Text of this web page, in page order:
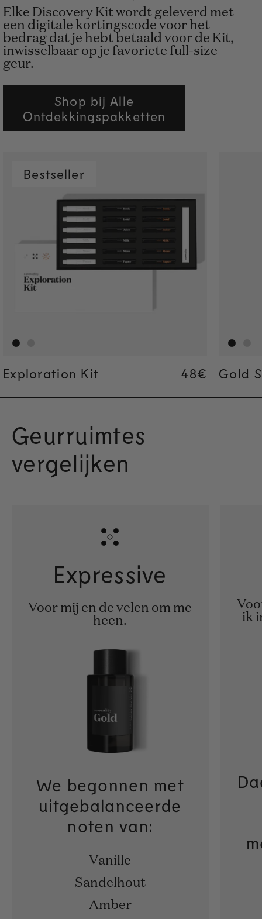
Elke Discovery Kit wordt geleverd met
een digitale kortingscode voor het
bedrag dat je hebt betaald voor de Kit,
inwisselbaar op je favoriete full-size
geur.
Shop bij Alle
Ontdekkingspakketten
Bestseller
Exploration Kit Regular
48€
Regular
48€ Gold
Geurruimtes
vergelijken
Expressive
Voor mij en de velen om me
heen.
We begonnen met
uitgebalanceerde
noten van:
Vanille
Sandelhout
Amber
ik